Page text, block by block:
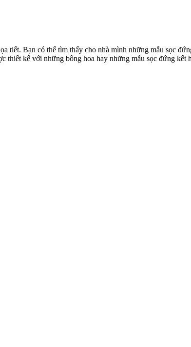
tiết. Bạn có thể tìm thấy cho nhà mình những mẫu sọc
kế với những bông hoa hay những mẫu sọc đứng kết